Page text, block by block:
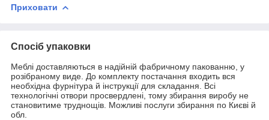
Приховати
Спосіб упаковки
Меблі доставляються в надійній фабричному пакованню, у
розібраному виде. До комплекту постачання входить вся
необхідна фурнітура й інструкції для складання. Всі
технологічні отвори просвердлені, тому збирання виробу не
становитиме труднощів. Можливі послуги збирання по Києві й
обл.